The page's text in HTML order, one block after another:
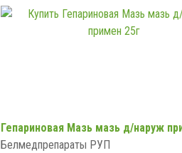
Гепариновая Мазь мазь д/наруж
Белмедпрепараты РУП